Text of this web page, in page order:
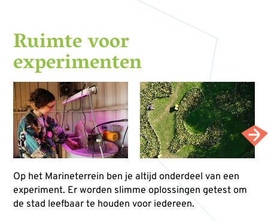
Ruimte voor
experimenten
Op het Marineterrein ben je altijd onderdeel van een
experiment. Er worden slimme oplossingen getest om
de stad leefbaar te houden voor iedereen.